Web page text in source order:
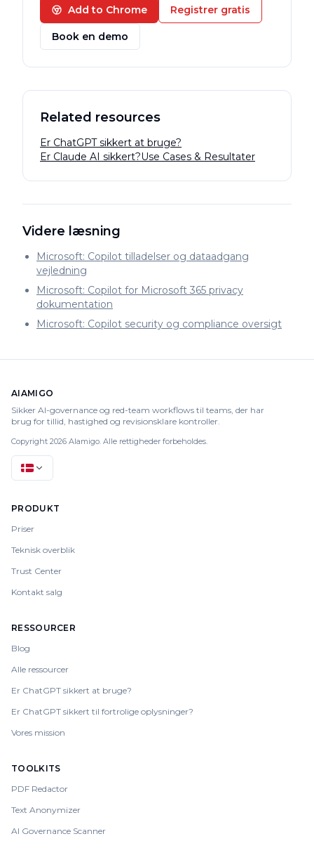
Add to Chrome Registrer gratis
Book en demo
Related resources
Er ChatGPT sikkert at bruge?
Er Claude AI sikkert?Use Cases & Resultater
Videre læsning
Microsoft: Copilot tilladelser og dataadgang
vejledning
Microsoft: Copilot for Microsoft 365 privacy
dokumentation
Microsoft: Copilot security og compliance oversigt
AIAMIGO
Sikker AI-governance og red-team workflows til teams, der har
brug for tillid, hastighed og revisionsklare kontroller.
Copyright 2026 AIamigo. Alle rettigheder forbeholdes.
PRODUKT
Priser
Teknisk overblik
Trust Center
Kontakt salg
RESSOURCER
Blog
Alle ressourcer
Er ChatGPT sikkert at bruge?
Er ChatGPT sikkert til fortrolige oplysninger?
Vores mission
TOOLKITS
PDF Redactor
Text Anonymizer
AI Governance Scanner